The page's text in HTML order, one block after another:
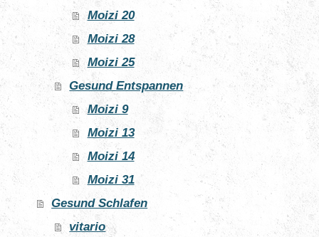
Moizi 20
Moizi 28
Moizi 25
Gesund Entspannen
Moizi 9
Moizi 13
Moizi 14
Moizi 31
Gesund Schlafen
vitario